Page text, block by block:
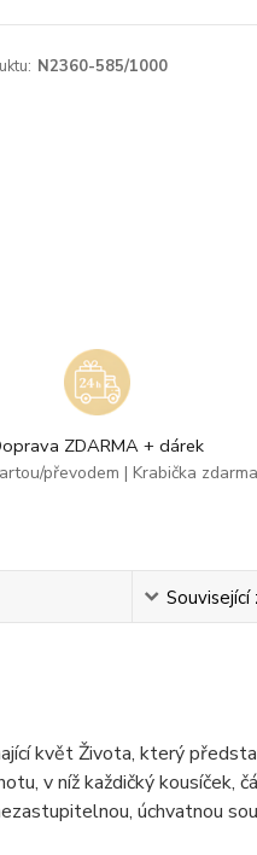
N2360-585/1000
ZDARMA + dárek
převodem | Krabička zdarma
Související
květ Života, který
v níž každičký kousíček,
úchvatnou